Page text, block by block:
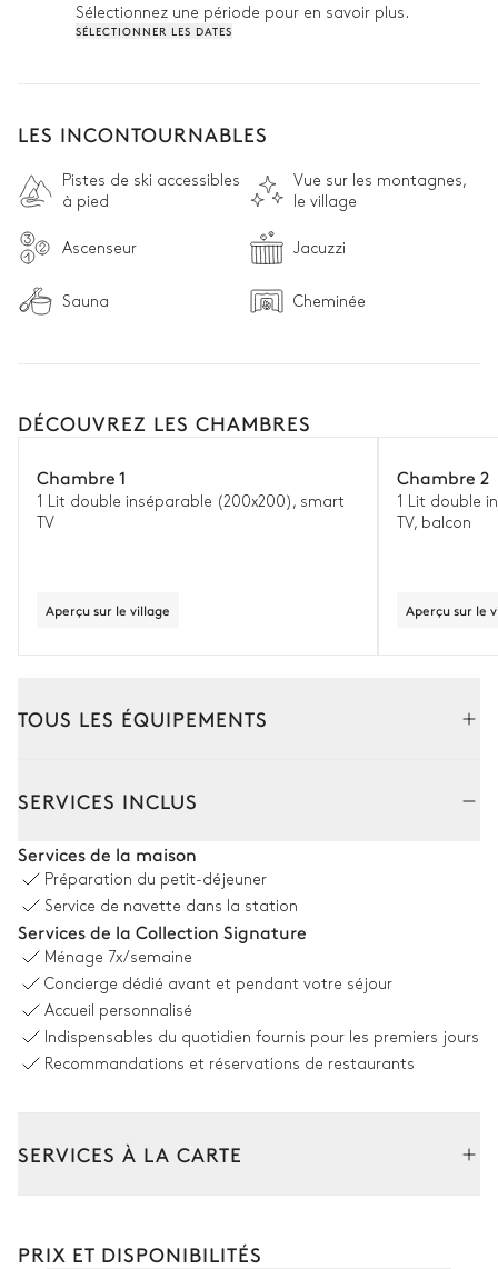
Sélectionnez une période pour en savoir plus.
SÉLECTIONNER LES DATES
LES INCONTOURNABLES
Pistes de ski accessibles
à pied
Vue sur les montagnes,
le village
Ascenseur Jacuzzi
Sauna Cheminée
DÉCOUVREZ LES CHAMBRES
Chambre 1
1 Lit double inséparable (200x200), smart
TV
Aperçu sur le village
Chambre 2
1 Lit double
TV, balcon
Aperçu sur le
TOUS LES ÉQUIPEMENTS
Aperçu sur le village
Table
14 places
Balcon
Salon
Cheminée
SERVICES INCLUS
Services de la maison
Préparation du petit-déjeuner
Service de navette dans la station
Services de la Collection Signature
Ménage 7x/semaine
Concierge dédié avant et pendant votre séjour
Accueil personnalisé
Indispensables du quotidien fournis pour les premiers jours
Recommandations et réservations de restaurants
SERVICES À LA CARTE
Transfert à l'arrivée et au départ
PRIX ET DISPONIBILITÉS